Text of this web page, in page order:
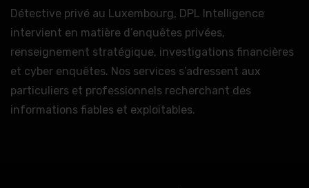
Détective privé au Luxembourg, DPL Intelligence
intervient en matière d’enquêtes privées,
renseignement stratégique, investigations financières
et cyber enquêtes. Nos services s’adressent aux
particuliers et professionnels recherchant des
informations fiables et exploitables.